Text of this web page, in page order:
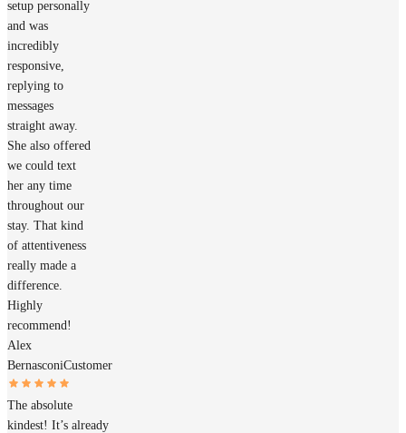
setup personally
and was
incredibly
responsive,
replying to
messages
straight away.
She also offered
we could text
her any time
throughout our
stay. That kind
of attentiveness
really made a
difference.
Highly
recommend!
Alex
BernasconiCustomer
The absolute
kindest! It’s already